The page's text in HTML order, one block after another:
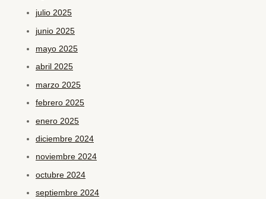
julio 2025
junio 2025
mayo 2025
abril 2025
marzo 2025
febrero 2025
enero 2025
diciembre 2024
noviembre 2024
octubre 2024
septiembre 2024